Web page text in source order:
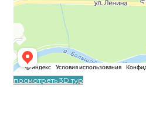
посмотреть 3D тур